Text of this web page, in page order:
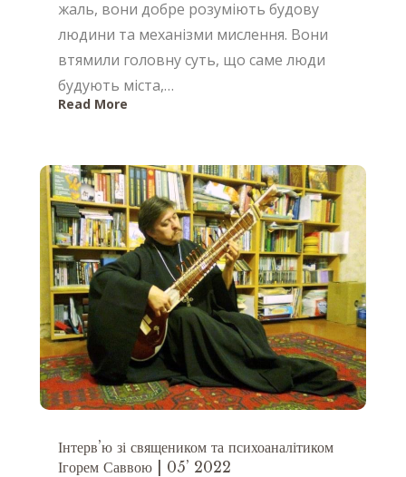
жаль, вони добре розуміють будову
людини та механізми мислення. Вони
втямили головну суть, що саме люди
будують міста,…
Read More
Інтерв’ю зі священиком та психоаналітиком
Ігорем Саввою | 05’ 2022